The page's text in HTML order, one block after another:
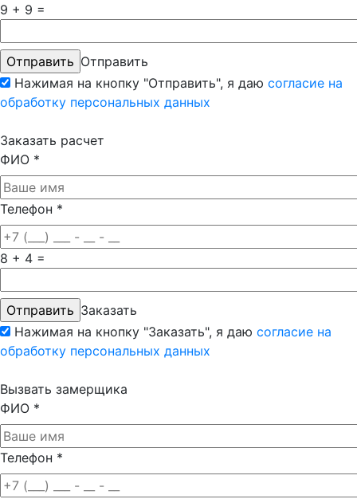
9 + 9 =
Отправить
Нажимая на кнопку "Отправить", я даю согласие на
обработку персональных данных
Заказать расчет
ФИО *
Телефон *
8 + 4 =
Заказать
Нажимая на кнопку "Заказать", я даю согласие на
обработку персональных данных
Вызвать замерщика
ФИО *
Телефон *